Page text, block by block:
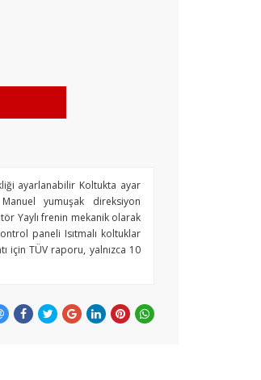
ayarlanabilir Koltukta ayar
yumuşak direksiyon
Yaylı frenin mekanik olarak
paneli Isıtmalı koltuklar
için TÜV raporu, yalnızca 10